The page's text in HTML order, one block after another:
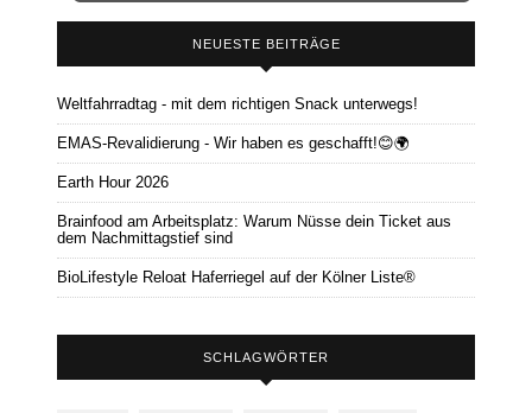
NEUESTE BEITRÄGE
Weltfahrradtag - mit dem richtigen Snack unterwegs!
EMAS-Revalidierung - Wir haben es geschafft!😊🌍
Earth Hour 2026
Brainfood am Arbeitsplatz: Warum Nüsse dein Ticket aus
dem Nachmittagstief sind
BioLifestyle Reloat Haferriegel auf der Kölner Liste®
SCHLAGWÖRTER